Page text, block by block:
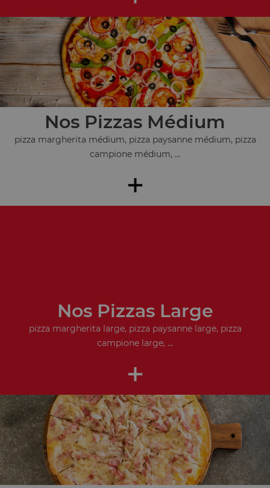
Nos Pizzas Médium
pizza margherita médium, pizza paysanne médium, pizza
campione médium, ...
+
Nos Pizzas Large
pizza margherita large, pizza paysanne large, pizza
campione large, ...
+